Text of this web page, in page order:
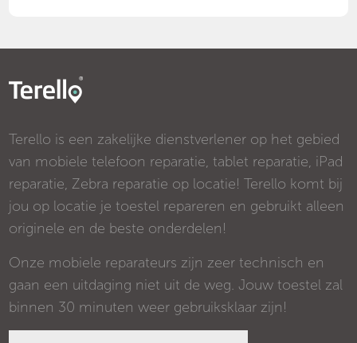
Terello is een zakelijke dienstverlener op het gebied
van mobiele telefoon reparatie, tablet reparatie, iPad
reparatie, Zebra reparatie op locatie! Terello komt bij
jou op locatie je toestel repareren en gebruikt alleen
originele en de beste onderdelen!
Onze mobiele reparateurs zijn zeer technisch en
gaan een uitdaging niet uit de weg. Jouw toestel zal
binnen 30 minuten weer gebruiksklaar zijn!